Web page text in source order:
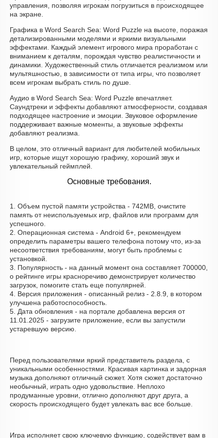
управления, позволяя игрокам погрузиться в происходящее
на экране.
Графика в Word Search Sea: Word Puzzle на высоте, поражая
детализированными моделями и яркими визуальными
эффектами. Каждый элемент игрового мира проработан с
вниманием к деталям, порождая чувство реалистичности и
динамики. Художественный стиль отличается реализмом или
мультяшностью, в зависимости от типа игры, что позволяет
всем игрокам выбрать стиль по душе.
Аудио в Word Search Sea: Word Puzzle впечатляет.
Саундтреки и эффекты добавляют атмосферности, создавая
подходящее настроение и эмоции. Звуковое оформление
поддерживает важные моменты, а звуковые эффекты
добавляют реализма.
В целом, это отличный вариант для любителей мобильных
игр, которые ищут хорошую графику, хороший звук и
увлекательный геймплей.
Основные требования.
1. Объем пустой памяти устройства - 742MB, очистите
память от неиспользуемых игр, файлов или программ для
успешного.
2. Операционная система - Android 6+, рекомендуем
определить параметры вашего телефона потому что, из-за
несоответствия требованиям, могут быть проблемы с
установкой.
3. Популярность - на данный момент она составляет 700000,
о рейтинге игры красноречиво демонстрирует количество
загрузок, помогите стать еще популярней.
4. Версия приложения - описанный релиз - 2.8.9, в котором
улучшена работоспособность.
5. Дата обновления - на портале добавлена версия от
11.01.2025 - загрузите приложение, если вы запустили
устаревшую версию.
Перед пользователями яркий представитель раздела, с
уникальными особенностями. Красивая картинка и задорная
музыка дополняют отличный сюжет. Хотя сюжет достаточно
необычный, играть одно удовольствие. Неплохо
продуманные уровни, отлично дополняют друг друга, а
скорость происходящего будет увлекать вас все больше.
Игра исполняет свою ключевую функцию, содействует вам в